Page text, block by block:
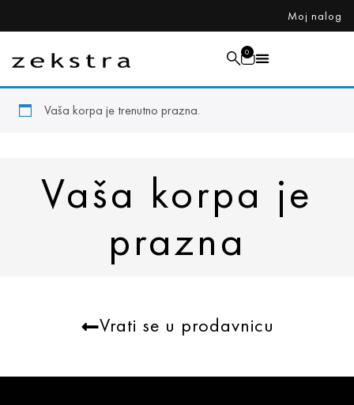
Moj nalog
0
Vaša korpa je trenutno prazna.
Vaša korpa je
prazna​
Vrati se u prodavnicu